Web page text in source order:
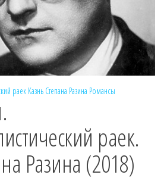
раек Казнь Степана Разина Романсы
раек.
Разина (2018)